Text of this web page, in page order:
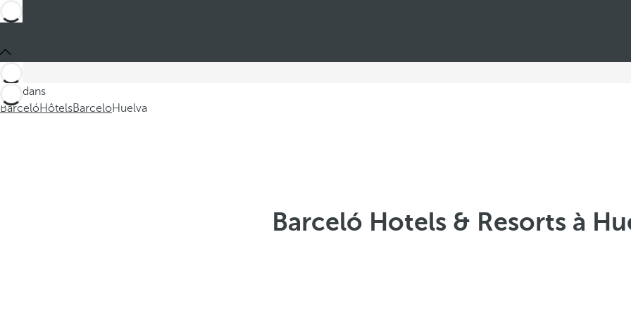
Ces dans
BarcelóHôtelsBarceloHuelva
Barceló Hotels & Resorts à